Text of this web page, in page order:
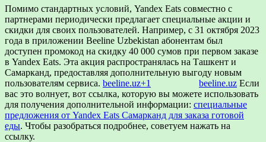
Помимо стандартных условий, Yandex Eats совместно с
партнерами периодически предлагает специальные акции и
скидки для своих пользователей. Например, с 31 октября 2023
года в приложении Beeline Uzbekistan абонентам был
доступен промокод на скидку 40 000 сумов при первом заказе
в Yandex Eats. Эта акция распространялась на Ташкент и
Самарканд, предоставляя дополнительную выгоду новым
пользователям сервиса. beeline.uz+1 beeline.uz Если
вас это волнует, вот ссылка, которую вы можете использовать
для получения дополнительной информации: специальные
предложения от Yandex Eats Самарканд для заказа готовой
еды. Чтобы разобраться подробнее, советуем нажать на
ссылку.